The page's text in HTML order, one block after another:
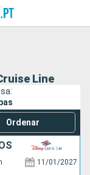
Line
Ordenar
11/01/2027